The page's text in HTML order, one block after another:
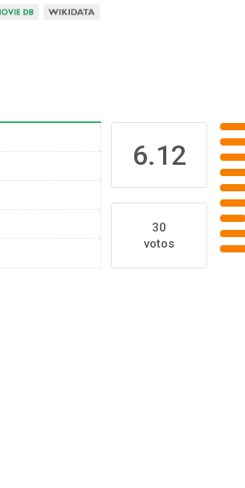
6.12
30
votos